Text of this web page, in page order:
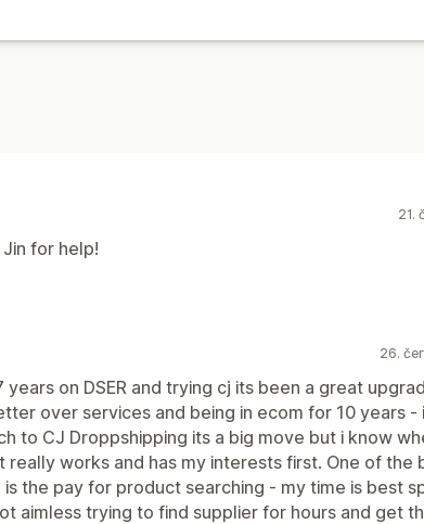
21.
for help!
26.
years on DSER and trying cj its been a great
over services and being in ecom for 10 years -
to CJ Droppshipping its a big move but i know
really works and has my interests first. One of the
the pay for product searching - my time is best
aimless trying to find supplier for hours and get